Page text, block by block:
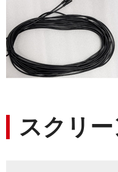
スクリ